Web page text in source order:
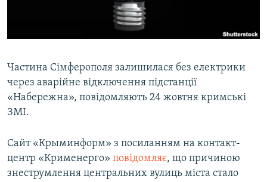
Qırımtatar
Частина Сімферополя залишилася без електрики
через аварійне відключення підстанції
«Набережна», повідомляють 24 жовтня кримські
ЗМІ.
Сайт «Крыминформ» з посиланням на контакт-
центр «Крименерго» повідомляє, що причиною
знеструмлення центральних вулиць міста стало